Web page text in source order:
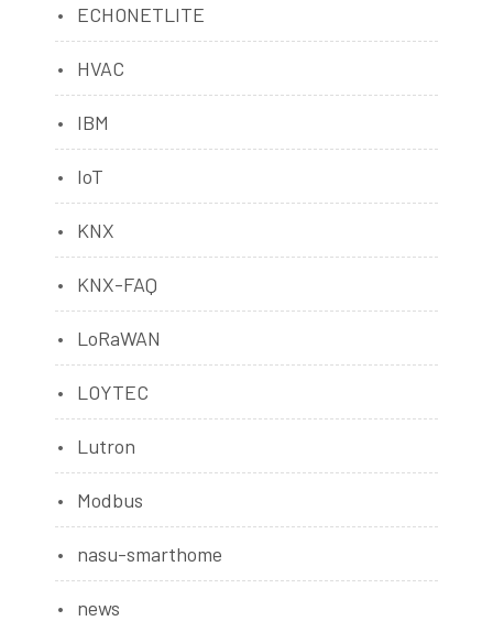
ECHONETLITE
HVAC
IBM
IoT
KNX
KNX-FAQ
LoRaWAN
LOYTEC
Lutron
Modbus
nasu-smarthome
news